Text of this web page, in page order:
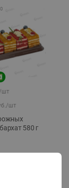
шт
шт
580 г